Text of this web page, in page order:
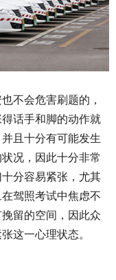
不会危害刷题的，
话手和脚的动作就
且十分有可能发生
况，因此十分非常
分容易紧张，尤其
驾照考试中焦虑不
留的空间，因此众
这一心理状态。